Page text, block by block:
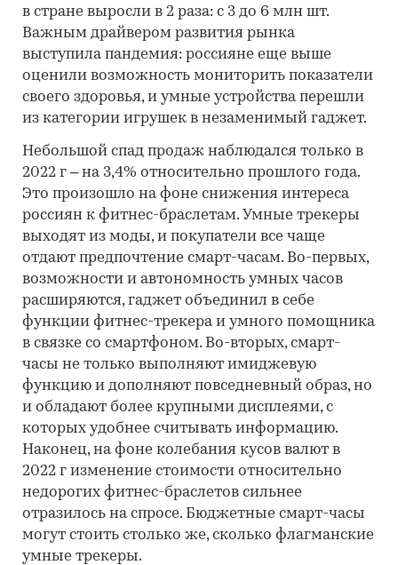
в стране выросли в 2 раза: с 3 до 6 млн шт.
Важным драйвером развития рынка
выступила пандемия: россияне еще выше
оценили возможность мониторить показатели
своего здоровья, и умные устройства перешли
из категории игрушек в незаменимый гаджет.
Небольшой спад продаж наблюдался только в
2022 г – на 3,4% относительно прошлого года.
Это произошло на фоне снижения интереса
россиян к фитнес-браслетам. Умные трекеры
выходят из моды, и покупатели все чаще
отдают предпочтение смарт-часам. Во-первых,
возможности и автономность умных часов
расширяются, гаджет объединил в себе
функции фитнес-трекера и умного помощника
в связке со смартфоном. Во-вторых, смарт-
часы не только выполняют имиджевую
функцию и дополняют повседневный образ, но
и обладают более крупными дисплеями, с
которых удобнее считывать информацию.
Наконец, на фоне колебания кусов валют в
2022 г изменение стоимости относительно
недорогих фитнес-браслетов сильнее
отразилось на спросе. Бюджетные смарт-часы
могут стоить столько же, сколько флагманские
умные трекеры.